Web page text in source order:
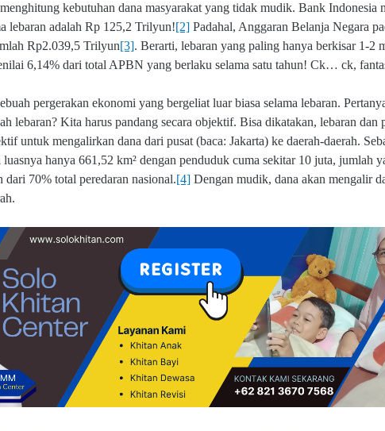
kebutuhan dana masyarakat yang tidak mudik. Bank Indonesia
lebaran adalah Rp 125,2 Trilyun![2] Padahal, Anggaran Belanja Negara
Rp2.039,5 Trilyun[3]. Berarti, lebaran yang paling hanya berkisar 1-2
6,14% dari total APBN yang berlaku selama satu tahun! Ck… ck,
pergerakan ekonomi yang bergeliat luar biasa selama lebaran.
lebaran? Kita harus pandang secara objektif. Bisa dikatakan, lebaran dan
untuk mengalirkan dana dari pusat (baca: Jakarta) ke daerah-daerah.
luasnya hanya 661,52 km² dengan penduduk cuma sekitar 10 juta, jumlah
dari 70% total peredaran nasional.[4] Dengan mudik, dana akan mengalir